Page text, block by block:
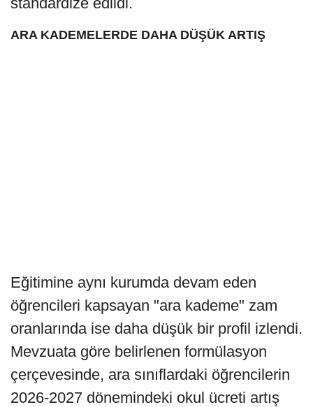
ARA KADEMELERDE DAHA DÜŞÜK ARTIŞ
Eğitimine aynı kurumda devam eden
öğrencileri kapsayan "ara kademe" zam
oranlarında ise daha düşük bir profil izlendi.
Mevzuata göre belirlenen formülasyon
çerçevesinde, ara sınıflardaki öğrencilerin
2026-2027 dönemindeki okul ücreti artış